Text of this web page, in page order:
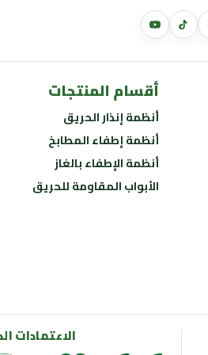
أقسام المنتجات
أنظمة إنذار الحريق
أنظمة إطفاء المطابخ
أنظمة الإطفاء بالغاز
الأبواب المقاومة للحريق
الاعتمادات